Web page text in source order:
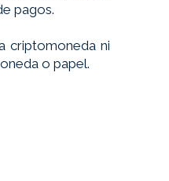
pagos.
criptomoneda ni
o papel.